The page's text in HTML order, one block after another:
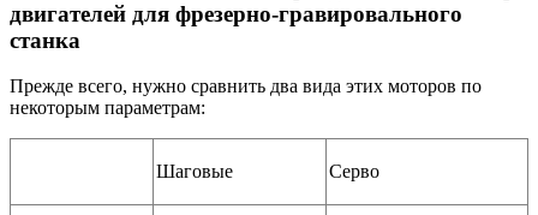
двигателей для фрезерно-гравировального
станка
Прежде всего, нужно сравнить два вида этих моторов по
некоторым параметрам:
Шаговые Серво